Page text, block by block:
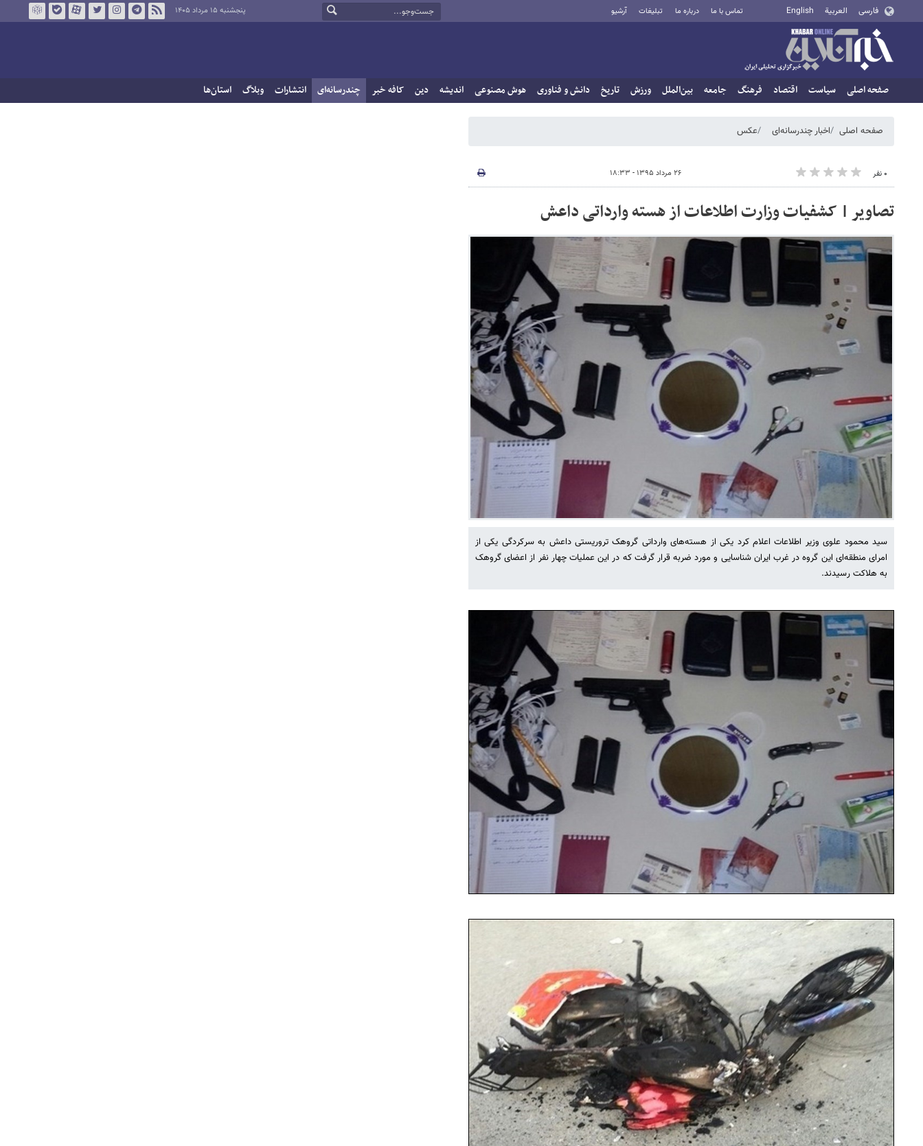
فارسی العربية English تماس با ما درباره ما تبلیغات آرشیو پنجشنبه ۱۵ مرداد ۱۴۰۵
صفحه اصلی سیاست اقتصاد فرهنگ جامعه بین‌الملل ورزش تاریخ دانش و فناوری هوش مصنوعی اندیشه دین کافه خبر چندرسانه‌ای انتشارات وبلاگ استان‌ها
صفحه اصلی اخبار چندرسانه‌ای عکس
۰ نفر ۲۶ مرداد ۱۳۹۵ - ۱۸:۳۳
تصاویر | کشفیات وزارت اطلاعات از هسته وارداتی داعش
سید محمود علوی وزیر اطلاعات اعلام کرد یکی از هسته‌های وارداتی گروهک تروریستی داعش به سرکردگی یکی از
امرای منطقه‌ای این گروه در غرب ایران شناسایی و مورد ضربه قرار گرفت که در این عملیات چهار نفر از اعضای گروهک
به هلاکت رسیدند.